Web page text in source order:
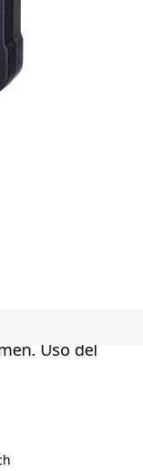
Uso del